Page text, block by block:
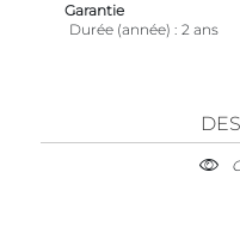
Garantie
Durée (année)
2 ans